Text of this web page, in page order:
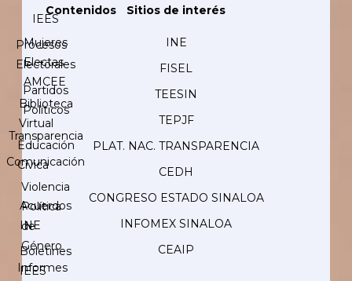
IEES
Procesos
Electorales
Partidos
Políticos
Transparencia
Comunicación
Acuerdos
INE
Boletines
IEES
Contenidos
Mujeres
Electas
AMCEE
Biblioteca
Virtual
Educación
Cívica
Violencia
Política
de
Género
Informes
Sitios de interés
INE
FISEL
TEESIN
TEPJF
PLAT. NAC. TRANSPARENCIA
CEDH
CONGRESO ESTADO SINALOA
INFOMEX SINALOA
CEAIP